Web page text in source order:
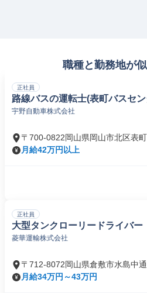
職種と勤務地が
正社員
路線バスの運転士(表町バスセ
宇野自動車株式会社
〒700-0822岡山県岡山市北区表町
月給42万円以上
正社員
大型タンクローリードライバー
菱華運輸株式会社
〒712-8072岡山県倉敷市水島中通
月給34万円～43万円